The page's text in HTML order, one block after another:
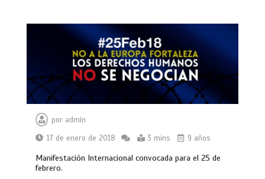
por admin
17 de enero de 2018
3 mins 9 años
Manifestación Internacional convocada para el 25 de
febrero.